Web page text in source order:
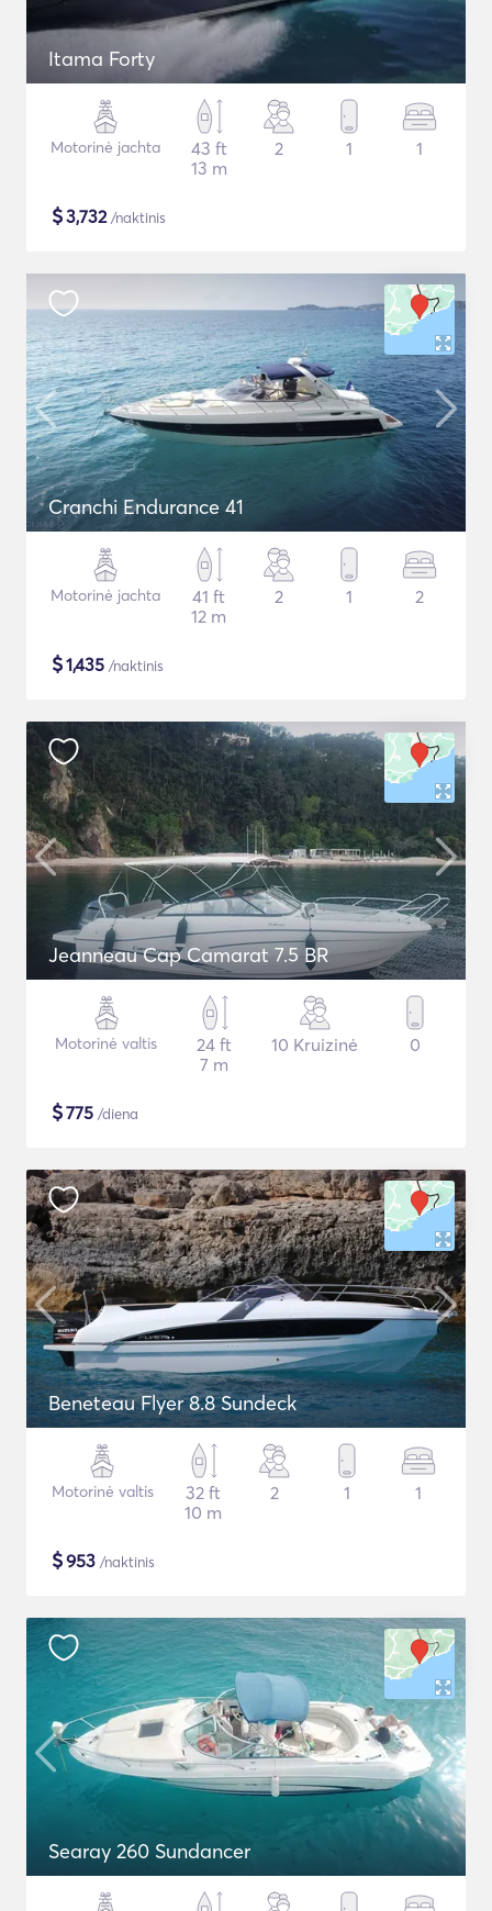
Itama Forty
Motorinė jachta
43 ft
13 m
2 1 1
$3,732/naktinis
Cranchi Endurance 41
Motorinė jachta
41 ft
12 m
2 1 2
$1,435 /naktinis
Jeanneau Cap Camarat 7.5 BR
Motorinė valtis
24 ft
7 m
10 Kruizinė 0
$775 /diena
Beneteau Flyer 8.8 Sundeck
Motorinė valtis
32 ft
10 m
2 1 1
$953 /naktinis
Searay 260 Sundancer